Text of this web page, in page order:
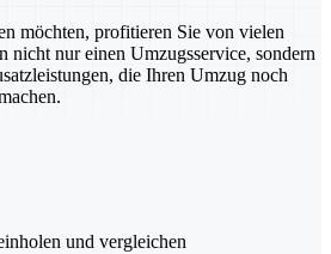
möchten, profitieren Sie von vielen
nicht nur einen Umzugsservice, sondern
die Ihren Umzug noch
und vergleichen